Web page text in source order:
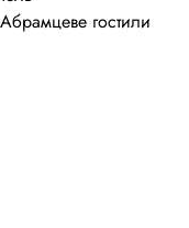
гостили